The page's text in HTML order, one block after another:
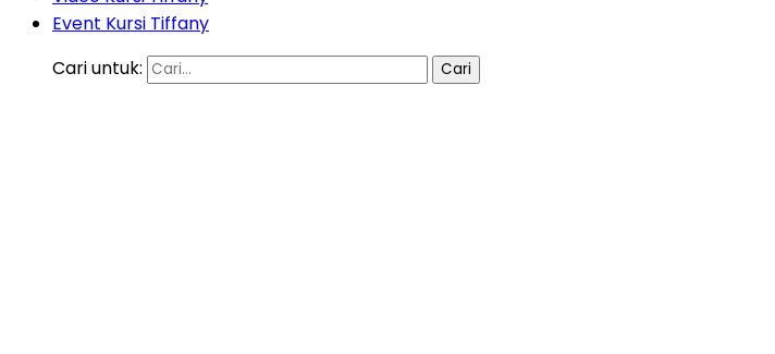
Event Kursi Tiffany
Cari untuk: